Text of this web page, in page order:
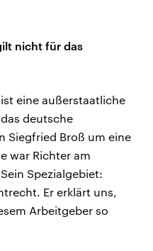
nicht für das
eine außerstaatliche
deutsche
Siegfried Broß um eine
war Richter am
Spezialgebiet:
Er erklärt uns,
Arbeitgeber so